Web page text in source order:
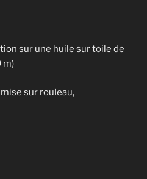
sur une huile sur toile de
m)
sur rouleau,